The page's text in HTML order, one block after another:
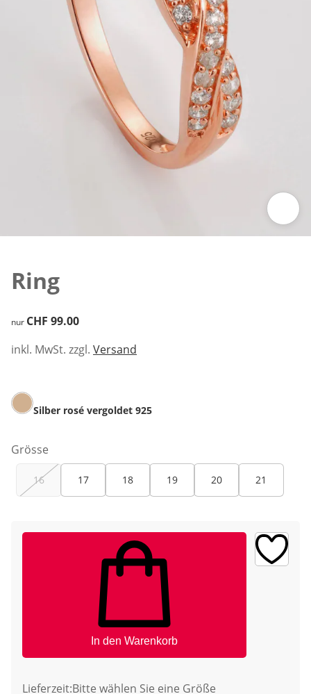
Ring
CHF 99.00
nur CHF 99.00
inkl. MwSt. zzgl. Versand
Silber rosé vergoldet 925
Grösse
16 17 18 19 20 21
In den Warenkorb
Lieferzeit:Bitte wählen Sie eine Größe